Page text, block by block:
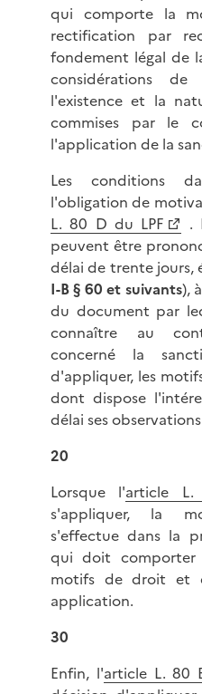
qui comporte la
rectification par
fondement légal de
considérations
l'existence et la
commises par le
l'application de la
Les conditions
l'obligation de
L. 80 D du LPF
.
peuvent être
délai de trente jours,
I-B § 60 et suivants),
du document par
connaître au
concerné la
d'appliquer, les
dont dispose
délai ses
20
Lorsque l'article
s'appliquer, la
s'effectue dans la
qui doit comporter
motifs de droit et
application.
30
Enfin, l'article L. 80